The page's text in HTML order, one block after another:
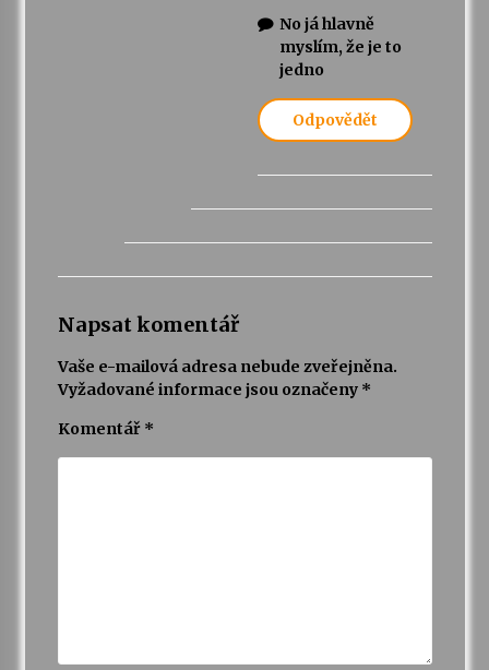
No já hlavně
myslím, že je to
jedno
Odpovědět
Napsat komentář
Vaše e-mailová adresa nebude zveřejněna.
Vyžadované informace jsou označeny *
Komentář *